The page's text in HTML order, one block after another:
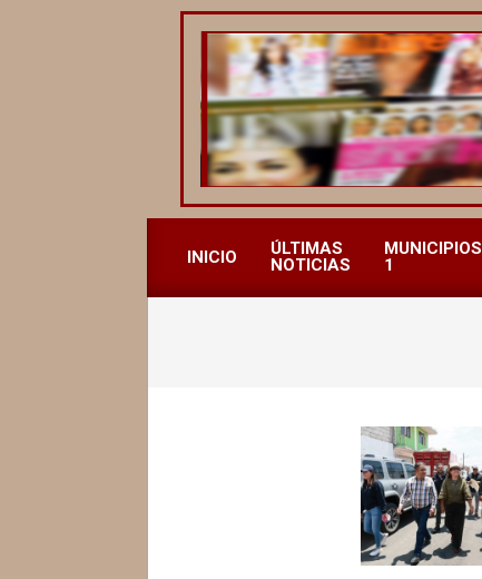
REVISTA
ALCALDESAS
MX
INICIO
ÚLTIMAS
NOTICIAS
MUNICIPIOS
1